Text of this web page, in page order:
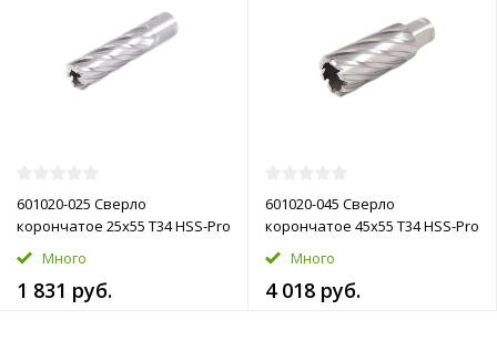
601020-025 Сверло
корончатое 25х55 T34 HSS-Pro
Много
1 831 руб.
601020-045 Сверло
корончатое 45х55 T34 HSS-Pro
Много
4 018 руб.